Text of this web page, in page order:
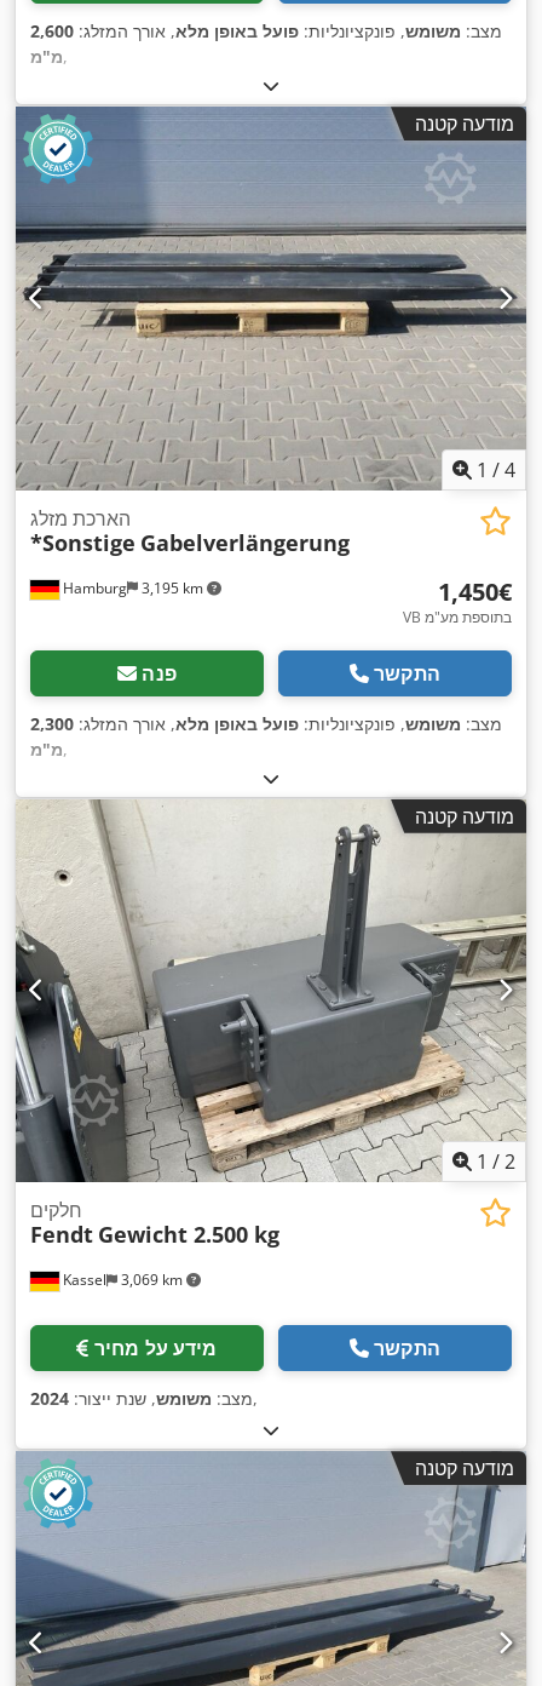
מצב: משומש, פונקציונליות: פועל באופן מלא, אורך המזלג: 2,600
מ"מ,
מודעה קטנה
1 /4
Hamburg 3,195 km
הארכת מזלג
*Sonstige Gabelverlängerung
‏1,450 ‏€
VB בתוספת מע"מ
פנה התקשר
מצב: משומש, פונקציונליות: פועל באופן מלא, אורך המזלג: 2,300
מ"מ,
מודעה קטנה
1 /2
Kassel 3,069 km
חלקים
Fendt Gewicht 2.500 kg
מידע על מחיר התקשר
מצב: משומש, שנת ייצור: 2024 ,
מודעה קטנה